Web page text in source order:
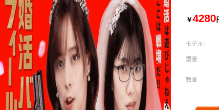
￥4280
モデル:
重量:
数量